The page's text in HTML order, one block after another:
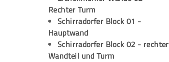
Rechter Turm
Schirradorfer Block 01 -
Hauptwand
Schirradorfer Block 02 - rechter
Wandteil und Turm